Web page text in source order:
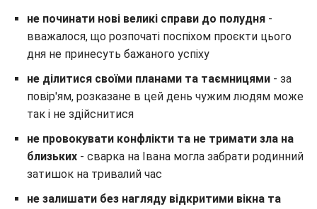
не починати нові великі справи до полудня -
вважалося, що розпочаті поспіхом проєкти цього
дня не принесуть бажаного успіху
не ділитися своїми планами та таємницями - за
повір'ям, розказане в цей день чужим людям може
так і не здійснитися
не провокувати конфлікти та не тримати зла на
близьких - сварка на Івана могла забрати родинний
затишок на тривалий час
не залишати без нагляду відкритими вікна та